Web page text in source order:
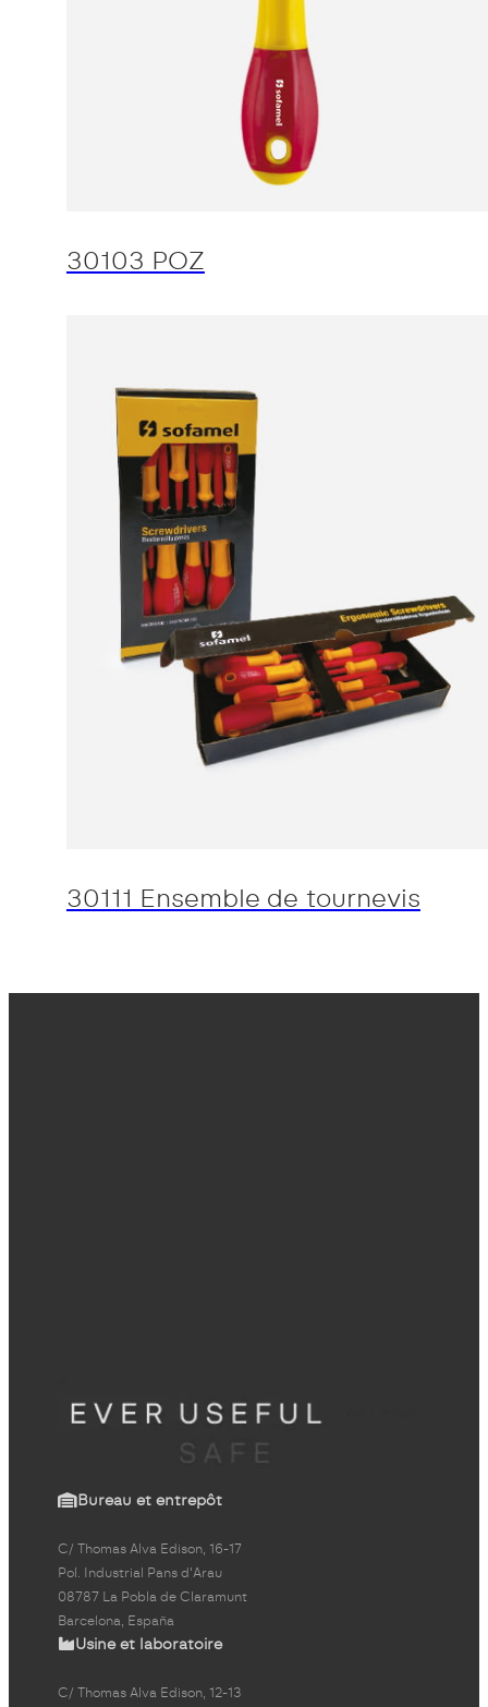
30103 POZ
30111 Ensemble de tournevis
Bureau et entrepôt
C/ Thomas Alva Edison, 16-17
Pol. Industrial Pans d'Arau
08787 La Pobla de Claramunt
Barcelona, España
Usine et laboratoire
C/ Thomas Alva Edison, 12-13